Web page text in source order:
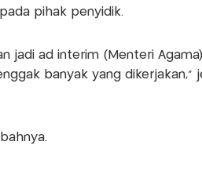
pihak penyidik.
jadi ad interim (Menteri Agama)
banyak yang dikerjakan,"